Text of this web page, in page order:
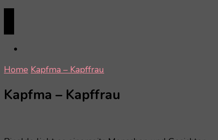
Home Kapfma – Kapffrau
Kapfma – Kapffrau